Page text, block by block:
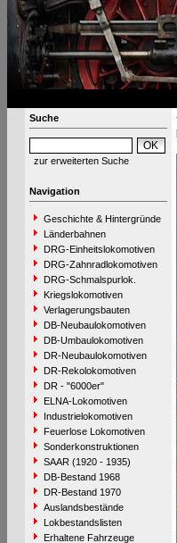
Suche
zur erweiterten Suche
Navigation
Geschichte & Hintergründe
Länderbahnen
DRG-Einheitslokomotiven
DRG-Zahnradlokomotiven
DRG-Schmalspurlok.
Kriegslokomotiven
Verlagerungsbauten
DB-Neubaulokomotiven
DB-Umbaulokomotiven
DR-Neubaulokomotiven
DR-Rekolokomotiven
DR - "6000er"
ELNA-Lokomotiven
Industrielokomotiven
Feuerlose Lokomotiven
Sonderkonstruktionen
SAAR (1920 - 1935)
DB-Bestand 1968
DR-Bestand 1970
Auslandsbestände
Lokbestandslisten
Erhaltene Fahrzeuge